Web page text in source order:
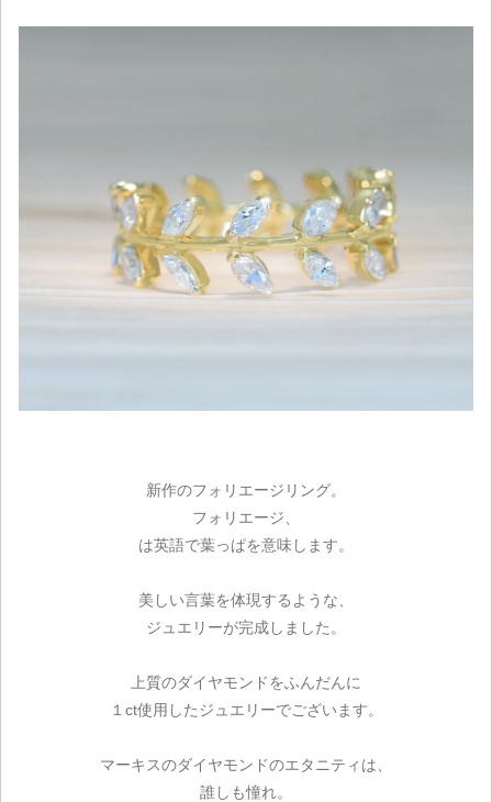
新作のフォリエージリング。
フォリエージ、
は英語で葉っぱを意味します。
美しい言葉を体現するような、
ジュエリーが完成しました。
上質のダイヤモンドをふんだんに
１ct使用したジュエリーでございます。
マーキスのダイヤモンドのエタニティは、
誰しも憧れ。